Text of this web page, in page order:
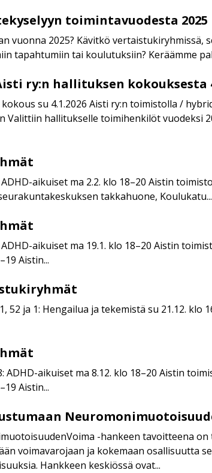
toimintavuodesta 2025
vuonna 2025? Kävitkö vertaistukiryhmissä,
tapahtumiin tai koulutuksiin? Keräämme
ry:n hallituksen kokouksesta
su 4.1.2026 Aisti ry:n toimistolla /
Valittiin hallitukselle toimihenkilöt vuodeksi
aikuiset ma 2.2. klo 18–20 Aistin
takkahuone, Koulukatu...
aikuiset ma 19.1. klo 18–20 Aistin
Aistin...
52 ja 1: Hengailua ja tekemistä su 21.12. klo
ADHD-aikuiset ma 8.12. klo 18–20 Aistin
Aistin...
-hankeen tavoitteena
voimavarojaan ja kokemaan osallisuutta
Hankkeen keskiössä ovat...